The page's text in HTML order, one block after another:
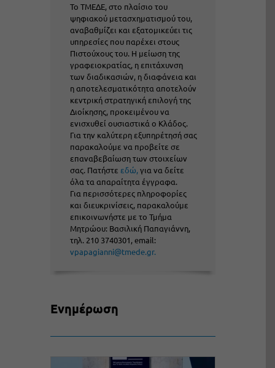
Το ΤΜΕΔΕ, στο πλαίσιο του
ψηφιακού μετασχηματισμού του,
αναβαθμίζει και εξατομικεύει τις
υπηρεσίες που παρέχει στους
Πιστούχους του. Η μείωση της
γραφειοκρατίας, η επιτάχυνση
των διαδικασιών, η διαφάνεια και
η αποτελεσματικότητα αποτελούν
κεντρική στρατηγική επιλογή της
Διοίκησης, προκειμένου να
ενισχυθεί ουσιαστικά ο Κλάδος.
Για την καλύτερη εξυπηρέτησή σας
παρακαλούμε να προβείτε σε
επαναβεβαίωση των στοιχείων
σας. Πατήστε εδώ,για να δείτε
όλα τα απαραίτητα έγγραφα.
Για περισσότερες πληροφορίες
και διευκρινίσεις, παρακαλούμε
επικοινωνήστε με το Τμήμα
Μητρώου: Βασιλική Παπαγιάννη,
τηλ. 210 3740301, email:
vpapagianni@tmede.gr.
Ενημέρωση